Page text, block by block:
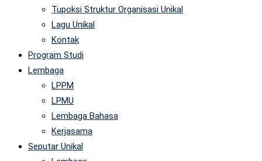
Tupoksi Struktur Organisasi Unikal
Lagu Unikal
Kontak
Program Studi
Lembaga
LPPM
LPMU
Lembaga Bahasa
Kerjasama
Seputar Unikal